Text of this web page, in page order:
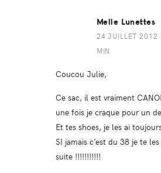
Melle Lunettes
24 JUILLET 2012
MIN
Coucou Julie,
Ce sac, il est vraiment
une fois je craque pour un
Et tes shoes, je les ai
SI jamais c’est du 38 je te
suite !!!!!!!!!!!